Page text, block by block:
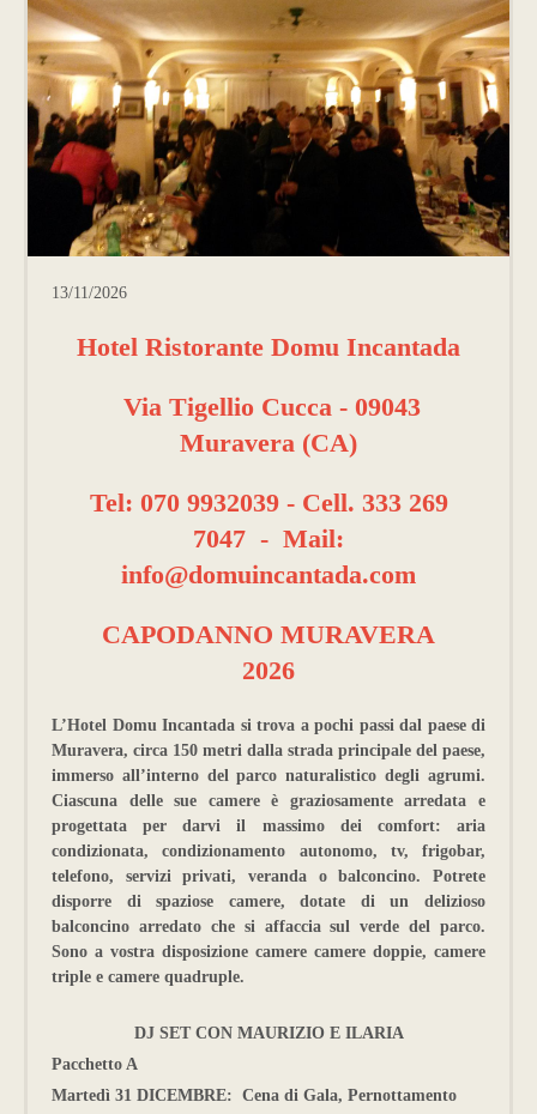
13/11/2026
Hotel Ristorante Domu Incantada
Via Tigellio Cucca - 09043
Muravera (CA)
Tel: 070 9932039 - Cell. 333 269
7047 - Mail:
info@domuincantada.com
CAPODANNO MURAVERA
2026
L’Hotel Domu Incantada si trova a pochi passi dal paese di
Muravera, circa 150 metri dalla strada principale del paese,
immerso all’interno del parco naturalistico degli agrumi.
Ciascuna delle sue camere è graziosamente arredata e
progettata per darvi il massimo dei comfort: aria
condizionata, condizionamento autonomo, tv, frigobar,
telefono, servizi privati, veranda o balconcino. Potrete
disporre di spaziose camere, dotate di un delizioso
balconcino arredato che si affaccia sul verde del parco.
Sono a vostra disposizione camere camere doppie, camere
triple e camere quadruple.
DJ SET CON MAURIZIO E ILARIA
Pacchetto A
Martedì 31 DICEMBRE: Cena di Gala, Pernottamento